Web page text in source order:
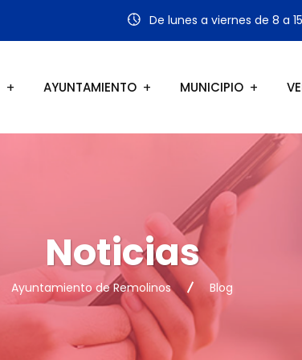
De lunes a viernes de 8 a
AYUNTAMIENTO MUNICIPIO
Noticias
Ayuntamiento de Remolinos Blog